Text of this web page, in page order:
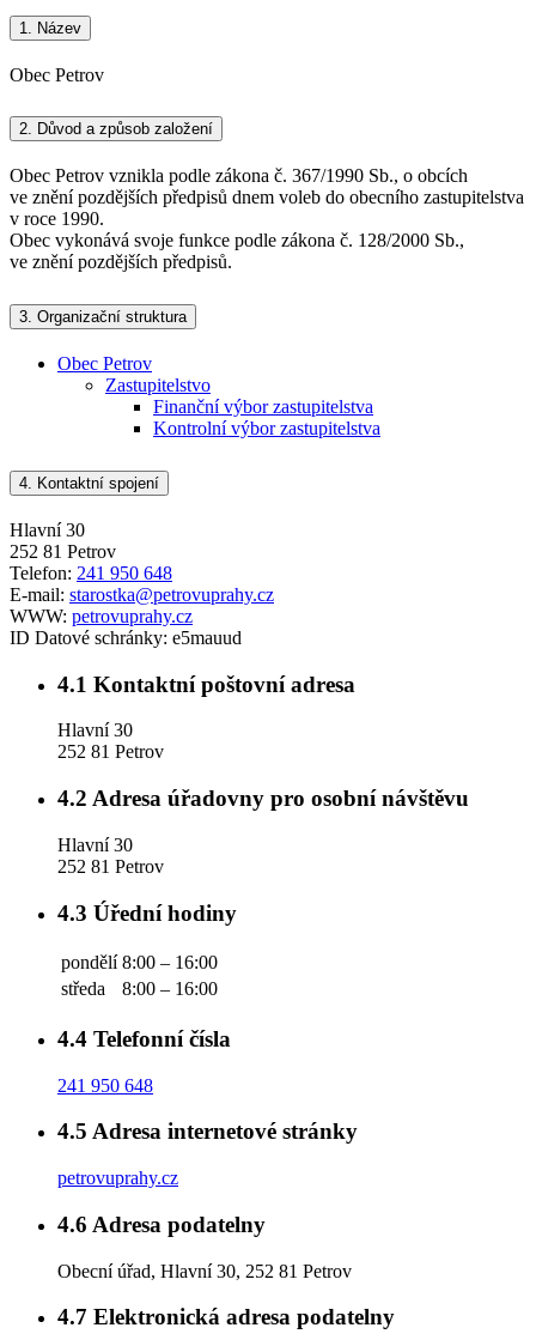
1. Název
Obec Petrov
2. Důvod a způsob založení
Obec Petrov vznikla podle zákona č. 367/1990 Sb., o obcích
ve znění pozdějších předpisů dnem voleb do obecního zastupitelstva
v roce 1990.
Obec vykonává svoje funkce podle zákona č. 128/2000 Sb.,
ve znění pozdějších předpisů.
3. Organizační struktura
Obec Petrov
Zastupitelstvo
Finanční výbor zastupitelstva
Kontrolní výbor zastupitelstva
4. Kontaktní spojení
Hlavní 30
252 81 Petrov
Telefon: 241 950 648
E-mail: starostka@petrovuprahy.cz
WWW: petrovuprahy.cz
ID Datové schránky: e5mauud
4.1 Kontaktní poštovní adresa
Hlavní 30
252 81 Petrov
4.2 Adresa úřadovny pro osobní návštěvu
Hlavní 30
252 81 Petrov
4.3 Úřední hodiny
pondělí 8:00 – 16:00
středa
8:00 – 16:00
4.4 Telefonní čísla
241 950 648
4.5 Adresa internetové stránky
petrovuprahy.cz
4.6 Adresa podatelny
Obecní úřad, Hlavní 30, 252 81 Petrov
4.7 Elektronická adresa podatelny